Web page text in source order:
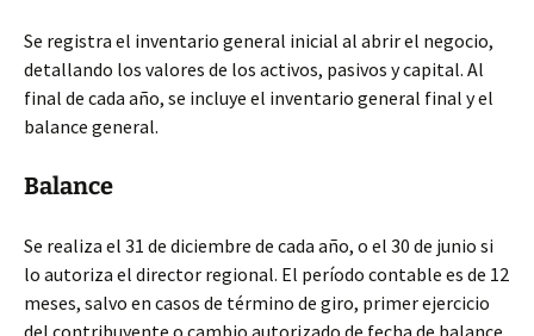
Se registra el inventario general inicial al abrir el negocio,
detallando los valores de los activos, pasivos y capital. Al
final de cada año, se incluye el inventario general final y el
balance general.
Balance
Se realiza el 31 de diciembre de cada año, o el 30 de junio si
lo autoriza el director regional. El período contable es de 12
meses, salvo en casos de término de giro, primer ejercicio
del contribuyente o cambio autorizado de fecha de balance.